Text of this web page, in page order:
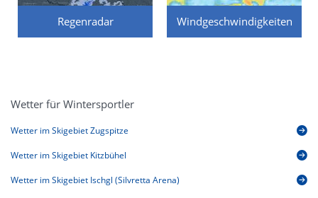
Regenradar Windgeschwindigkeiten
Wetter für Wintersportler
Wetter im Skigebiet Zugspitze
Wetter im Skigebiet Kitzbühel
Wetter im Skigebiet Ischgl (Silvretta Arena)